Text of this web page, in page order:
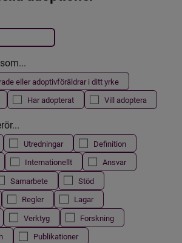
postas automatiskt
eller adoptivföräldrar i ditt yrke
Har adopterat Vill adoptera
Utredningar
Definition
Internationellt
Ansvar
Samarbete
Stöd
Regler
Lagar
Verktyg
Forskning
Publikationer